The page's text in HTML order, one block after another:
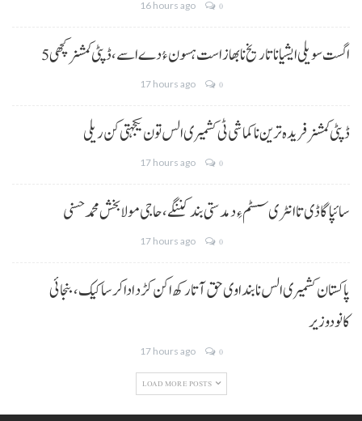
16 hours ago 0
5 اگست سویلی ایشیا نا تاریخ نا بھاز است ہسون ءُ دے اسے،ڈپٹی کمشنر کچھی
17 hours ago 0
ڈپٹی کمشنر فریدہ ترین نا کماشی ٹی کشمیری الس تون یکجہتی کن ریلی
17 hours ago 0
سائپا گاڈی تا انٹری سسٹم ءِ دمدستی بند کننگے، حاجی مولا بخش محمد حسنی
17 hours ago 0
پاکستان کشمیری الس نا بنداوی حق آتا رکھ اکن کڑد ادا کرسا کیک ،بنجائی
کانودوزیر
17 hours ago 0
LOAD MORE POSTS